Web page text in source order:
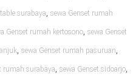
surabaya, sewa Genset rumah
Genset rumah kertosono, sewa Genset
, sewa Genset rumah pasuruan,
rumah surabaya, sewa Genset sidoarjo,